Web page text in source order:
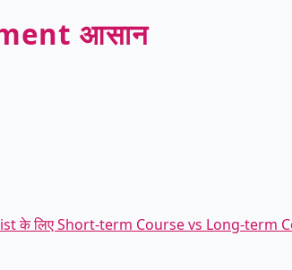
आसान
के लिए Short-term Course vs Long-term